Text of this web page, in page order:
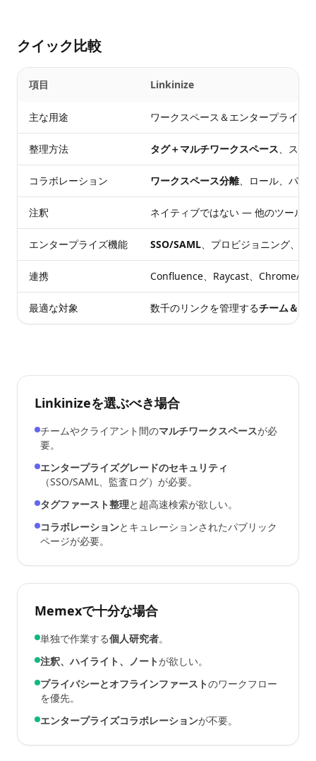
クイック比較
項目 Linkinize
主な用途 ワークスペース＆エンタープライズ
整理方法 タグ＋マルチワークスペース、スコ
コラボレーション ワークスペース分離、ロール、パブ
注釈 ネイティブではない — 他のツール
エンタープライズ機能 SSO/SAML、プロビジョニング、監
連携 Confluence、Raycast、Chrome/
最適な対象 数千のリンクを管理するチーム＆エ
Linkinizeを選ぶべき場合
チームやクライアント間のマルチワークスペースが必
要。
エンタープライズグレードのセキュリティ
（SSO/SAML、監査ログ）が必要。
タグファースト整理と超高速検索が欲しい。
コラボレーションとキュレーションされたパブリック
ページが必要。
Memexで十分な場合
単独で作業する個人研究者。
注釈、ハイライト、ノートが欲しい。
プライバシーとオフラインファーストのワークフロー
を優先。
エンタープライズコラボレーションが不要。